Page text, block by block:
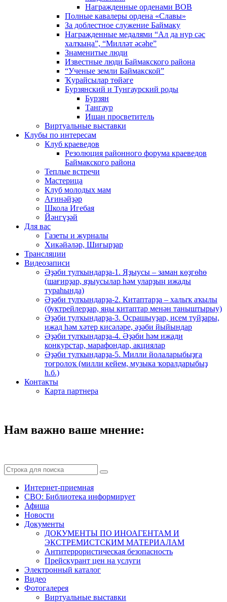
Награжденные орденами ВОВ
Полные кавалеры ордена «Славы»
За доблестное служение Баймаку
Награжденные медалями “Ал да нур сәс
халҡыңа”, “Милләт әсәһе”
Знаменитые люди
Известные люди Баймакского района
“Ученые земли Баймакской”
Ҡурайсылар төйәге
Бурзянский и Тунгаурский роды
Бурзян
Тангаур
Ишан просветитель
Виртуальные выставки
Клубы по интересам
Клуб краеведов
Резолюция районного форума краеведов
Баймакского района
Теплые встречи
Мастерица
Клуб молодых мам
Ағинәйҙәр
Школа Игебая
Йәнгүҙәй
Для вас
Газеты и журналы
Хикәйәләр, Шиғырҙар
Трансляции
Видеозаписи
Әҙәби тулҡындарҙа-1. Яҙыусы – заман көҙгөһө
(шағирҙар, яҙыусылар һәм уларҙың ижады
тураһында)
Әҙәби тулҡындарҙа-2. Китаптарҙа – халыҡ аҡылы
(буктрейлерҙар, яңы китаптар менән таныштырыу)
Әҙәби тулҡындарҙа-3. Осрашыуҙар, исем туйҙары,
ижад һәм хәтер кисәләре, әҙәби йыйындар
Әҙәби тулҡындарҙа-4. Әҙәби һәм ижади
конкурстар, марафондар, акциялар
Әҙәби тулҡындарҙа-5. Милли йолаларыбыҙға
тоғролоҡ (милли кейем, музыка ҡоралдарыбыҙ
һ.б.)
Контакты
Карта партнера
Нам важно ваше мнение:
Интернет-приемная
СВО: Библиотека информирует
Афиша
Новости
Документы
ДОКУМЕНТЫ ПО ИНОАГЕНТАМ И
ЭКСТРЕМИСТСКИМ МАТЕРИАЛАМ
Антитеррористическая безопасность
Прейскурант цен на услуги
Электронный каталог
Видео
Фотогалерея
Виртуальные выставки